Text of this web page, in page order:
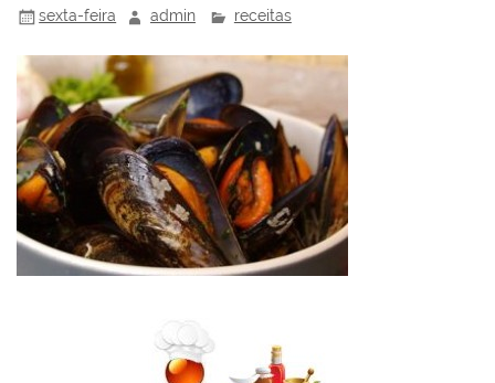
sexta-feira admin receitas